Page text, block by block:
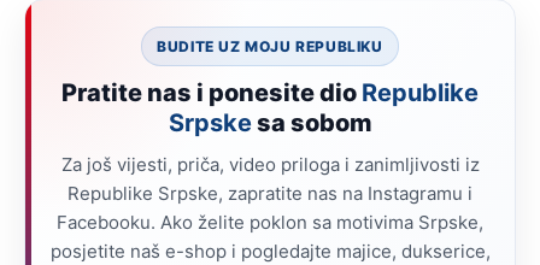
BUDITE UZ MOJU REPUBLIKU
Pratite nas i ponesite dio Republike
Srpskesa sobom
Za još vijesti, priča, video priloga i zanimljivosti iz
Republike Srpske, zapratite nas na Instagramu i
Facebooku. Ako želite poklon sa motivima Srpske,
posjetite naš e-shop i pogledajte majice, dukserice,